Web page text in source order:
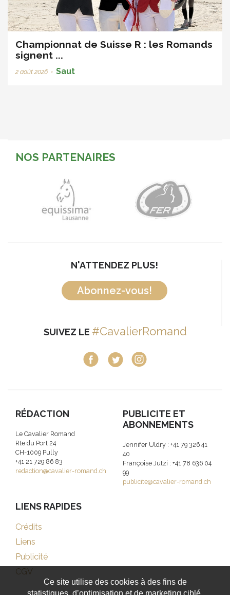
Championnat de Suisse R : les Romands
signent ...
2 août 2026 • Saut
NOS PARTENAIRES
N'ATTENDEZ PLUS!
Abonnez-vous!
SUIVEZ LE #CavalierRomand
RÉDACTION
Le Cavalier Romand
Rte du Port 24
CH-1009 Pully
+41 21 729 86 83
redaction@cavalier-romand.ch
PUBLICITE ET
ABONNEMENTS
Jennifer Uldry : +41 79 326 41
40
Françoise Jutzi : +41 78 636 04
99
publicite@cavalier-romand.ch
LIENS RAPIDES
Crédits
Liens
Publicité
CGV
Ce site utilise des cookies à des fins de
statistiques, d’optimisation et de marketing ciblé.